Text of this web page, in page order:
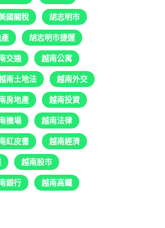
國關稅 胡志明市
胡志明市捷運
交通 越南公寓
南土地法 越南外交
房地產 越南投資
機場 越南法律
紅皮書 越南經濟
越南股市
銀行 越南高鐵